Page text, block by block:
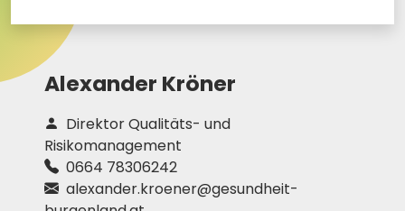
Alexander Kröner
Direktor Qualitäts- und
Risikomanagement
0664 78306242
alexander.kroener@gesundheit-